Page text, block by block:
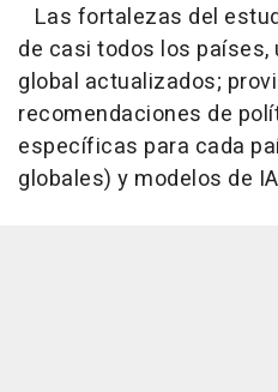
Las fortalezas del
de casi todos los
global actualizados;
recomendaciones de
específicas para cada
globales) y modelos de